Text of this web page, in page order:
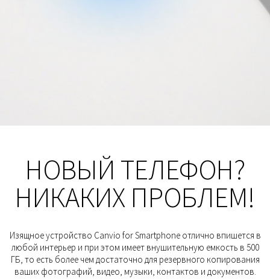
HОВЫЙ ТЕЛЕФОН?
НИКАКИХ ПРОБЛЕМ!
Изящное устройство Canvio for Smartphone отлично впишется в
любой интерьер и при этом имеет внушительную емкость в 500
ГБ, то есть более чем достаточно для резервного копирования
ваших фотографий, видео, музыки, контактов и документов.